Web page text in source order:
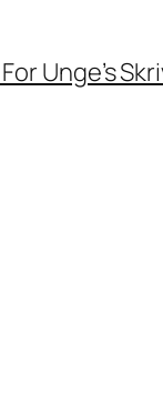
Unge’s